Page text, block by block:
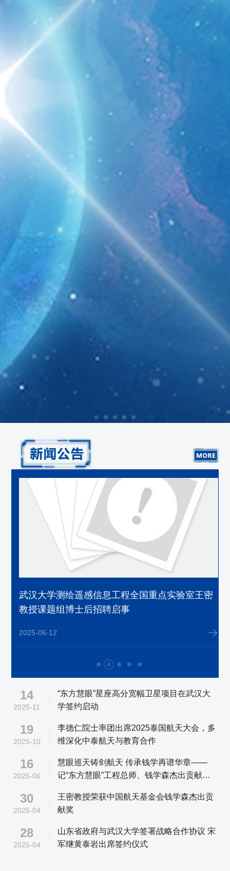
武汉大学测绘遥感信息工程全国重点实验室王密
教授课题组博士后招聘启事
2025-06-12
14
2025-11
“东方慧眼”星座高分宽幅卫星项目在武汉大
学签约启动
19
2025-10
李德仁院士率团出席2025泰国航天大会，多
维深化中泰航天与教育合作
16
2025-06
慧眼巡天铸剑航天 传承钱学再谱华章——
记“东方慧眼”工程总师、钱学森杰出贡献奖
30
2025-04
王密教授荣获中国航天基金会钱学森杰出贡
献奖
28
2025-04
山东省政府与武汉大学签署战略合作协议 宋
军继黄泰岩出席签约仪式